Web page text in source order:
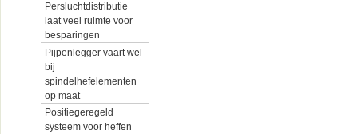
Persluchtdistributie
laat veel ruimte voor
besparingen
Pijpenlegger vaart wel
bij
spindelhefelementen
op maat
Positiegeregeld
systeem voor heffen